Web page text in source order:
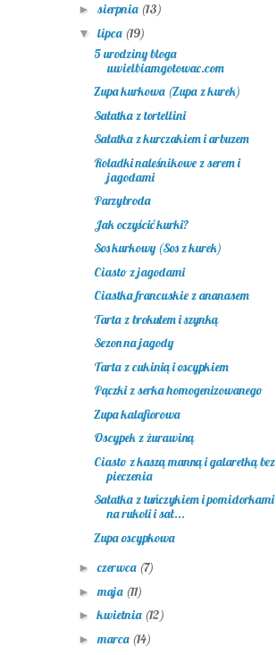
► sierpnia (13)
▼ lipca (19)
5 urodziny bloga
uwielbiamgotowac.com
Zupa kurkowa (Zupa z kurek)
Sałatka z tortellini
Sałatka z kurczakiem i arbuzem
Roladki naleśnikowe z serem i
jagodami
Parzybroda
Jak oczyścić kurki?
Sos kurkowy (Sos z kurek)
Ciasto z jagodami
Ciastka francuskie z ananasem
Tarta z brokułem i szynką
Sezon na jagody
Tarta z cukinią i oscypkiem
Pączki z serka homogenizowanego
Zupa kalafiorowa
Oscypek z żurawiną
Ciasto z kaszą manną i galaretką bez
pieczenia
Sałatka z tuńczykiem i pomidorkami
na rukoli i sał...
Zupa oscypkowa
►czerwca (7)
► maja (11)
►kwietnia (12)
► marca (14)